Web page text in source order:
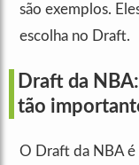
são exemplos.
escolha no Draft.
Draft da
tão
O Draft da NBA é